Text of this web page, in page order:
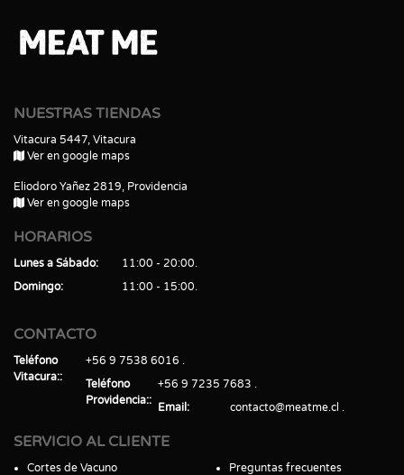
NUESTRAS TIENDAS
Vitacura 5447, Vitacura
Ver en google maps
Eliodoro Yañez 2819, Providencia
Ver en google maps
HORARIOS
Lunes a Sábado
11:00 - 20:00
Domingo
11:00 - 15:00
CONTACTO
Teléfono
Vitacura:
+56 9 7538 6016
Teléfono
Providencia:
+56 9 7235 7683
Email
contacto@meatme.cl
SERVICIO AL CLIENTE
Cortes de Vacuno
Preguntas frecuentes